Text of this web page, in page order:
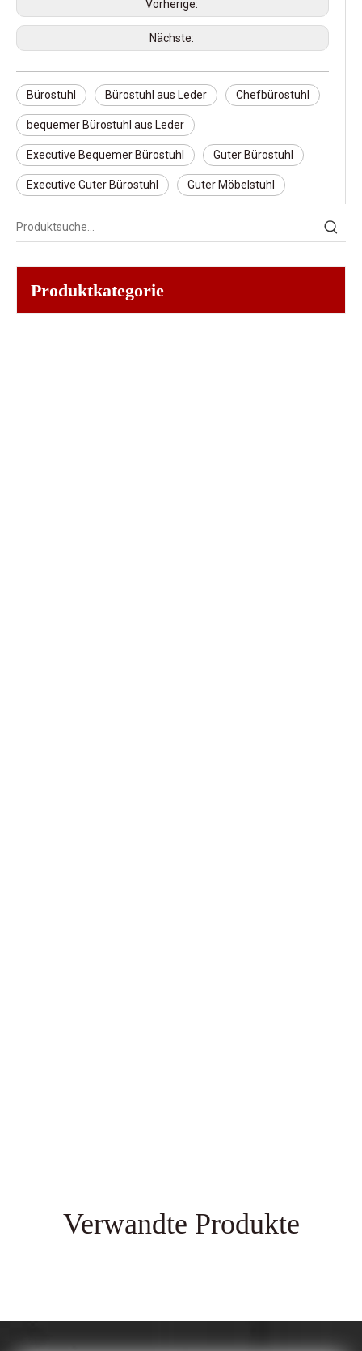
Vorherige:
Nächste:
Bürostuhl Bürostuhl aus Leder Chefbürostuhl
bequemer Bürostuhl aus Leder
Executive Bequemer Bürostuhl Guter Bürostuhl
Executive Guter Bürostuhl Guter Möbelstuhl
Produktkategorie
Verwandte Produkte